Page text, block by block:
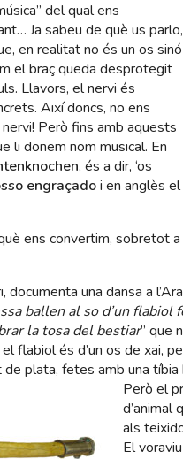
del qual ens
Ja sabeu de què us parlo,
en realitat no és un os sinó
el braç queda desprotegit
Llavors, el nervi és
Així doncs, no ens
Però fins amb aquests
li donem nom musical. En
, és a dir, ‘os
engraçadoi en anglès el
què ens convertim,
documenta una dansa a
ballen al so d’un flabiol
la tosa del bestiar” que
flabiol és d’un os de xai,
plata, fetes amb una tíbia
Però el
d’animal
als
El